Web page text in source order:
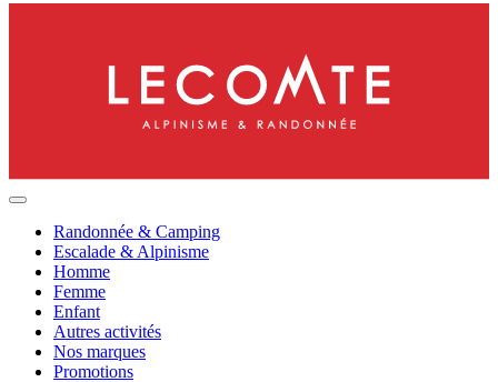
Randonnée & Camping
Escalade & Alpinisme
Homme
Femme
Enfant
Autres activités
Nos marques
Promotions